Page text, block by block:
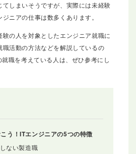
てしまいそうですが、実際には未経験
ニアの仕事は数多くあります。
験の人を対象としたエンジニア就職に
活動の方法などを解説しているの
職を考えている人は、ぜひ参考にし
う！ITエンジニアの5つの特徴
ない製造職